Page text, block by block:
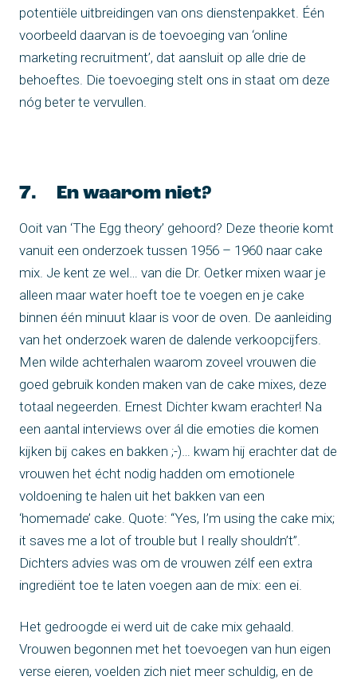
potentiële uitbreidingen van ons dienstenpakket. Één
voorbeeld daarvan is de toevoeging van ‘online
marketing recruitment’, dat aansluit op alle drie de
behoeftes. Die toevoeging stelt ons in staat om deze
nóg beter te vervullen.
7. En waarom niet?
Ooit van ‘The Egg theory’ gehoord? Deze theorie komt
vanuit een onderzoek tussen 1956 – 1960 naar cake
mix. Je kent ze wel… van die Dr. Oetker mixen waar je
alleen maar water hoeft toe te voegen en je cake
binnen één minuut klaar is voor de oven. De aanleiding
van het onderzoek waren de dalende verkoopcijfers.
Men wilde achterhalen waarom zoveel vrouwen die
goed gebruik konden maken van de cake mixes, deze
totaal negeerden. Ernest Dichter kwam erachter! Na
een aantal interviews over ál die emoties die komen
kijken bij cakes en bakken ;-)… kwam hij erachter dat de
vrouwen het écht nodig hadden om emotionele
voldoening te halen uit het bakken van een
‘homemade’ cake. Quote: “Yes, I’m using the cake mix;
it saves me a lot of trouble but I really shouldn’t”.
Dichters advies was om de vrouwen zélf een extra
ingrediënt toe te laten voegen aan de mix: een ei.
Het gedroogde ei werd uit de cake mix gehaald.
Vrouwen begonnen met het toevoegen van hun eigen
verse eieren, voelden zich niet meer schuldig, en de